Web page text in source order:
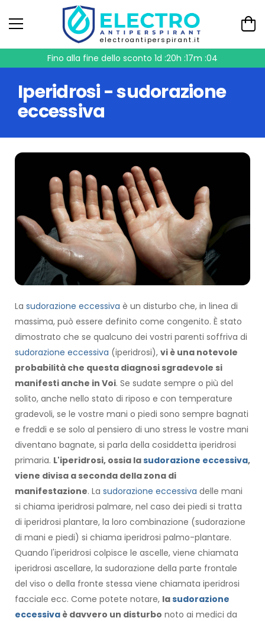
electroantiperspirant.it
Fino alla fine dello sconto1d :20h :17m :03
Iperidrosi - sudorazione
eccessiva
La sudorazione eccessiva è un disturbo che, in linea di
massima, può essere definito come congenito. È stato
dimostrato che se qualcuno dei vostri parenti soffriva di
sudorazione eccessiva (iperidrosi), vi è una notevole
probabilità che questa diagnosi sgradevole si
manifesti anche in Voi. Se sudate sempre o più del
solito, anche nello stato di riposo e con temperature
gradevoli, se le vostre mani o piedi sono sempre bagnati
e freddi e se solo al pensiero di uno stress le vostre mani
diventano bagnate, si parla della cosiddetta iperidrosi
primaria. L'iperidrosi, ossia lasudorazione eccessiva,
viene divisa a seconda della zona di
manifestazione. La sudorazione eccessiva delle mani
si chiama iperidrosi palmare, nel caso dei piedi si tratta
di iperidrosi plantare, la loro combinazione (sudorazione
di mani e piedi) si chiama iperidrosi palmo-plantare.
Quando l'iperidrosi colpisce le ascelle, viene chiamata
iperidrosi ascellare, la sudorazione della parte frontale
del viso o della fronte stessa viene chiamata iperidrosi
facciale ecc. Come potete notare, lasudorazione
eccessiva è davvero un disturbo noto ai medici da